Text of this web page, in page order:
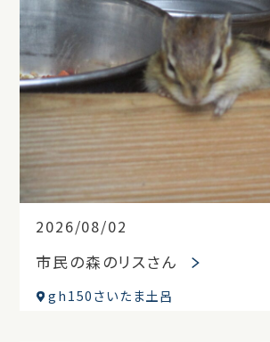
2026/08/02
市民の森のリスさん
gh150さいたま土呂